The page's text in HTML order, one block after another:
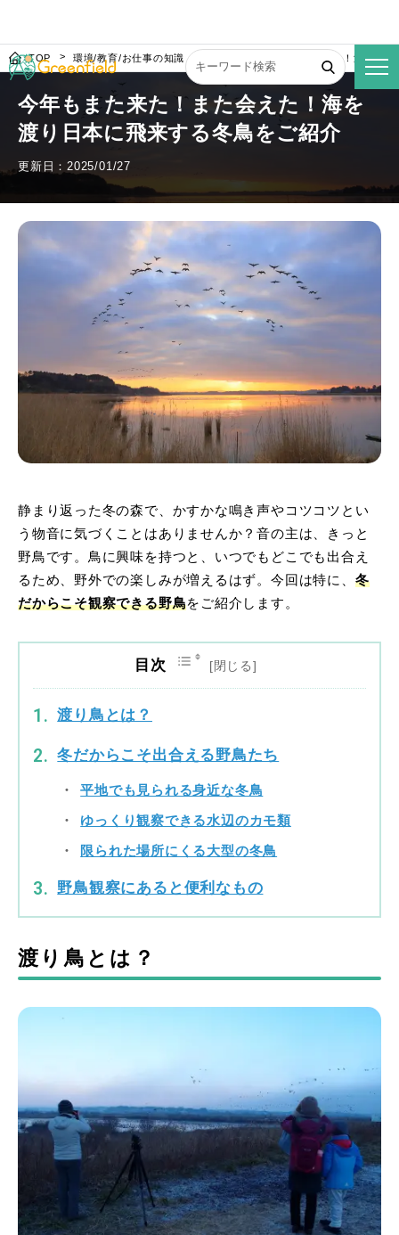
TOP 環境/教育/お仕事の知識 今年もまた来た！また会えた！海を渡
今年もまた来た！また会えた！海を
渡り日本に飛来する冬鳥をご紹介
更新日：2025/01/27
静まり返った冬の森で、かすかな鳴き声やコツコツとい
う物音に気づくことはありませんか？音の主は、きっと
野鳥です。鳥に興味を持つと、いつでもどこでも出合え
るため、野外での楽しみが増えるはず。今回は特に、 冬
だからこそ観察できる野鳥をご紹介します。
目次
渡り鳥とは？
冬だからこそ出合える野鳥たち
平地でも見られる身近な冬鳥
ゆっくり観察できる水辺のカモ類
限られた場所にくる大型の冬鳥
野鳥観察にあると便利なもの
渡り鳥とは？